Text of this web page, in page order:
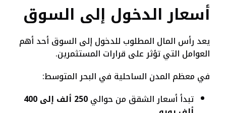
أسعار الدخول إلى السوق
يعد رأس المال المطلوب للدخول إلى السوق أحد أهم
العوامل التي تؤثر على قرارات المستثمرين.
في معظم المدن الساحلية في البحر المتوسط:
تبدأ أسعار الشقق من حوالي
250 ألف إلى 400